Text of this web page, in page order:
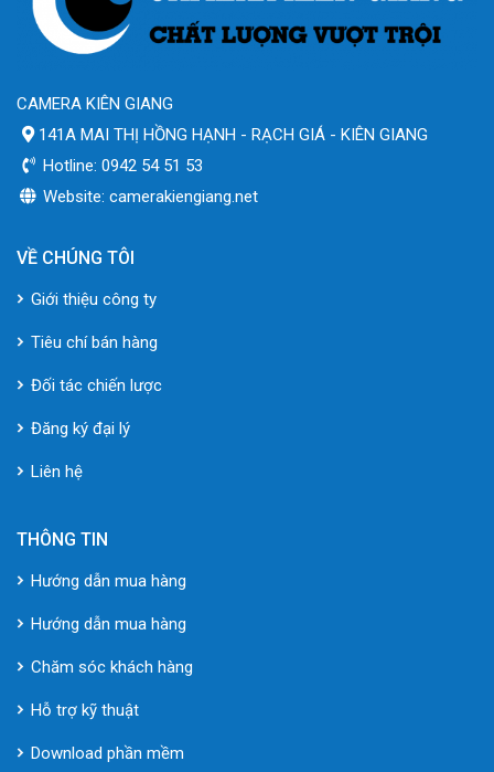
CAMERA KIÊN GIANG
141A MAI THỊ HỒNG HẠNH - RẠCH GIÁ - KIÊN GIANG
Hotline: 0942 54 51 53
Website: camerakiengiang.net
VỀ CHÚNG TÔI
Giới thiệu công ty
Tiêu chí bán hàng
Đối tác chiến lược
Đăng ký đại lý
Liên hệ
THÔNG TIN
Hướng dẫn mua hàng
Hướng dẫn mua hàng
Chăm sóc khách hàng
Hỗ trợ kỹ thuật
Download phần mềm